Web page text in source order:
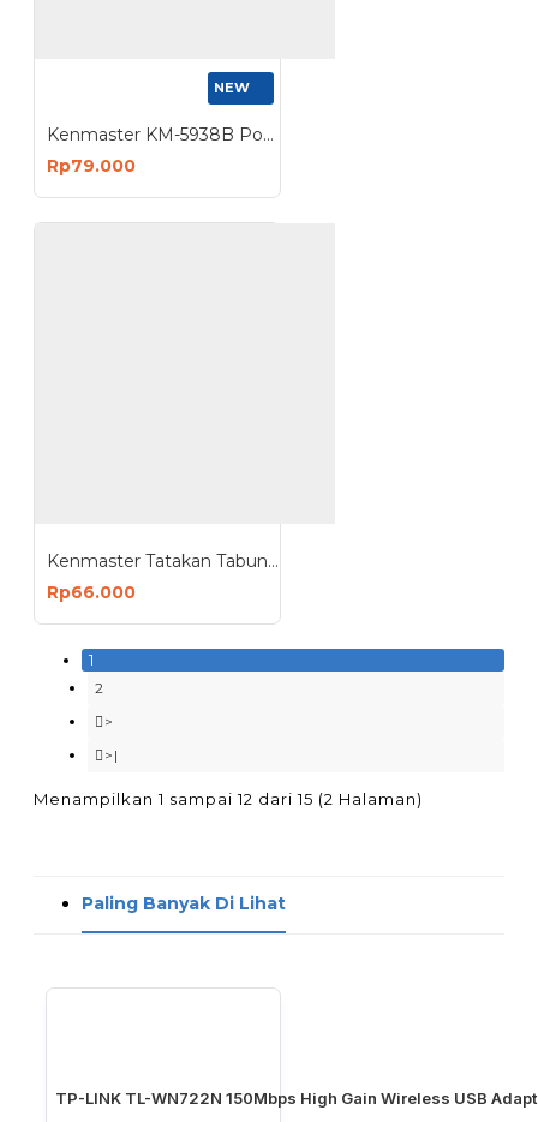
NEW
Kenmaster KM-5938B Pompa Sepeda Tabung Hitam Meteran Ban Kendaraan Bola
Rp79.000
Kenmaster Tatakan Tabung Gas Besi Roda
Rp66.000
1
2
>
>|
Menampilkan 1 sampai 12 dari 15 (2 Halaman)
Paling Banyak Di Lihat
TP-LINK TL-WN722N 150Mbps High Gain Wireless USB